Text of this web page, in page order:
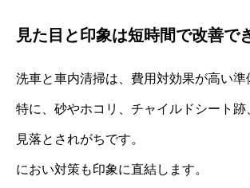
見た目と印象は短時間で改善で
洗車と車内清掃は、費用対効果が高い準
特に、砂やホコリ、チャイルドシート跡
見落とされがちです。
におい対策も印象に直結します。